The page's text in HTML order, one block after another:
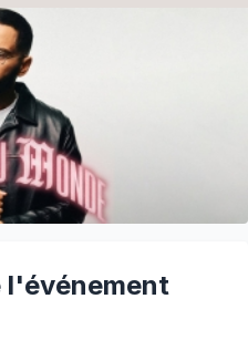
l'événement